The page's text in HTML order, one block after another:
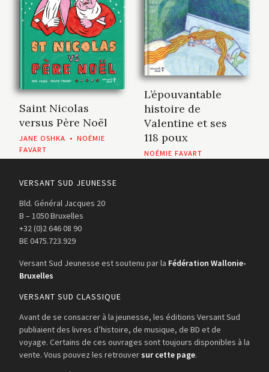
Saint Nicolas
versus Père Noël
JANE OSHKA • NOÉMIE
FAVART
L’épouvantable
histoire de
Valentine et ses
118 poux
NOÉMIE FAVART
VERSANT SUD JEUNESSE
Bld. Général Jacques 20
B – 1050 Bruxelles
+32 (0)2 646 08 90
BE 0475.723.929
Versant Sud Jeunesse est soutenu par la Fédération Wallonie-
Bruxelles
VERSANT SUD CLASSIQUE
Avant de se consacrer à la jeunesse, les éditions Versant Sud
publiaient des livres d’histoire, de musique, de BD et de
voyage. Certains de ces ouvrages sont toujours disponibles à la
vente. Vous pouvez les retrouver sur cette page.